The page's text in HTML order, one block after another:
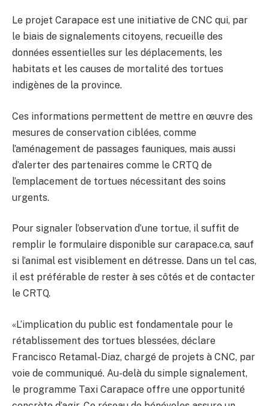
Le projet Carapace est une initiative de CNC qui, par
le biais de signalements citoyens, recueille des
données essentielles sur les déplacements, les
habitats et les causes de mortalité des tortues
indigènes de la province.
Ces informations permettent de mettre en œuvre des
mesures de conservation ciblées, comme
l’aménagement de passages fauniques, mais aussi
d’alerter des partenaires comme le CRTQ de
l’emplacement de tortues nécessitant des soins
urgents.
Pour signaler l’observation d’une tortue, il suffit de
remplir le formulaire disponible sur carapace.ca, sauf
si l’animal est visiblement en détresse. Dans un tel cas,
il est préférable de rester à ses côtés et de contacter
le CRTQ.
«L’implication du public est fondamentale pour le
rétablissement des tortues blessées, déclare
Francisco Retamal-Diaz, chargé de projets à CNC, par
voie de communiqué. Au-delà du simple signalement,
le programme Taxi Carapace offre une opportunité